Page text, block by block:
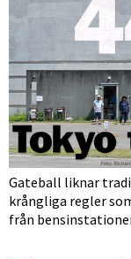
Gateball liknar
krångliga regler
från